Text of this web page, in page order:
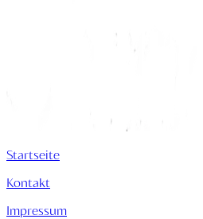
Startseite
Kontakt
Impressum